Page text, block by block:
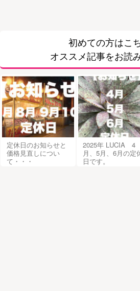
初めての方はこ
オススメ記事をお読
定休日のお知らせと
価格見直しについ
て・・・
2025年 LUCIA 4
月、5月、6月の定
日です。